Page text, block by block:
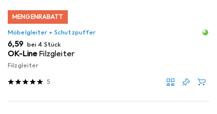
MENGENRABATT
Möbelgleiter + Schutzpuffer
EUR
6,59 bei 4 Stück
OK-Line Filzgleiter
Filzgleiter
5